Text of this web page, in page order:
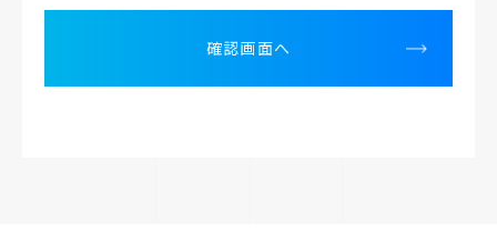
確認画面へ